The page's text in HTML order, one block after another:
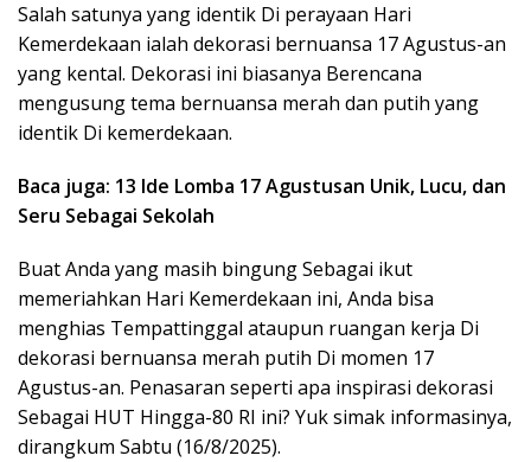
Salah satunya yang identik Di perayaan Hari
Kemerdekaan ialah dekorasi bernuansa 17 Agustus-an
yang kental. Dekorasi ini biasanya Berencana
mengusung tema bernuansa merah dan putih yang
identik Di kemerdekaan.
Baca juga: 13 Ide Lomba 17 Agustusan Unik, Lucu, dan
Seru Sebagai Sekolah
Buat Anda yang masih bingung Sebagai ikut
memeriahkan Hari Kemerdekaan ini, Anda bisa
menghias Tempattinggal ataupun ruangan kerja Di
dekorasi bernuansa merah putih Di momen 17
Agustus-an. Penasaran seperti apa inspirasi dekorasi
Sebagai HUT Hingga-80 RI ini? Yuk simak informasinya,
dirangkum Sabtu (16/8/2025).